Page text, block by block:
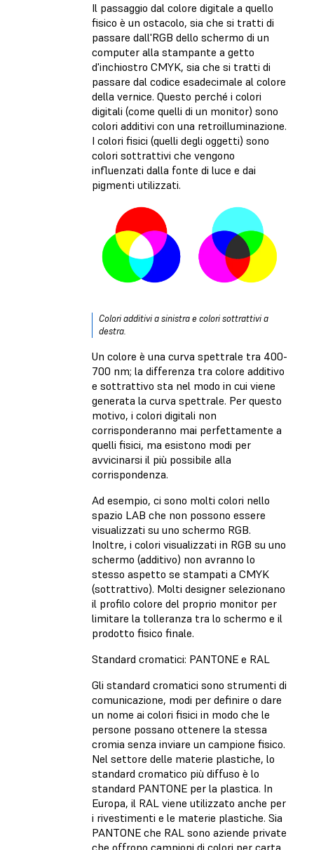
Il passaggio dal colore digitale a quello
fisico è un ostacolo, sia che si tratti di
passare dall'RGB dello schermo di un
computer alla stampante a getto
d'inchiostro CMYK, sia che si tratti di
passare dal codice esadecimale al colore
della vernice. Questo perché i colori
digitali (come quelli di un monitor) sono
colori additivi con una retroilluminazione.
I colori fisici (quelli degli oggetti) sono
colori sottrattivi che vengono
influenzati dalla fonte di luce e dai
pigmenti utilizzati.
Colori additivi a sinistra e colori sottrattivi a
destra.
Un colore è una curva spettrale tra 400-
700 nm; la differenza tra colore additivo
e sottrattivo sta nel modo in cui viene
generata la curva spettrale. Per questo
motivo, i colori digitali non
corrisponderanno mai perfettamente a
quelli fisici, ma esistono modi per
avvicinarsi il più possibile alla
corrispondenza.
Ad esempio, ci sono molti colori nello
spazio LAB che non possono essere
visualizzati su uno schermo RGB.
Inoltre, i colori visualizzati in RGB su uno
schermo (additivo) non avranno lo
stesso aspetto se stampati a CMYK
(sottrattivo). Molti designer selezionano
il profilo colore del proprio monitor per
limitare la tolleranza tra lo schermo e il
prodotto fisico finale.
Standard cromatici: PANTONE e RAL
Gli standard cromatici sono strumenti di
comunicazione, modi per definire o dare
un nome ai colori fisici in modo che le
persone possano ottenere la stessa
cromia senza inviare un campione fisico.
Nel settore delle materie plastiche, lo
standard cromatico più diffuso è lo
standard PANTONE per la plastica. In
Europa, il RAL viene utilizzato anche per
i rivestimenti e le materie plastiche. Sia
PANTONE che RAL sono aziende private